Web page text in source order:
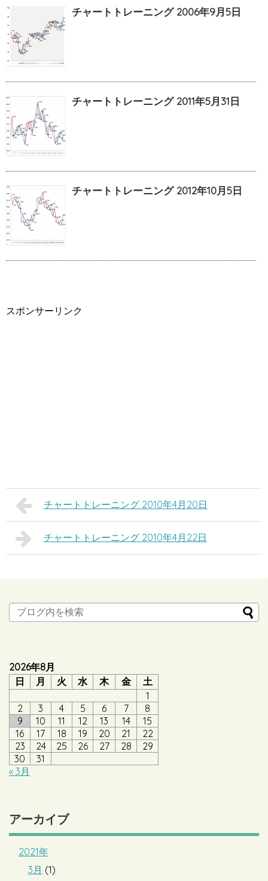
チャートトレーニング 2006年9月5日
チャートトレーニング 2011年5月31日
チャートトレーニング 2012年10月5日
スポンサーリンク
チャートトレーニング 2010年4月20日
チャートトレーニング 2010年4月22日
2026年8月
日
月 火 水 木 金
土
1
2
3 4 5 6 7
8
9
10 11 12 13 14
15
16
17 18 19 20 21
22
23
24 25 26 27 28
29
30
31
« 3月
アーカイブ
2021年
3月 (1)